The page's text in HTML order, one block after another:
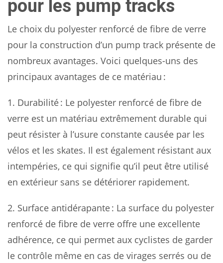
pour les pump tracks
Le choix du polyester renforcé de fibre de verre
pour la construction d’un pump track présente de
nombreux avantages. Voici quelques-uns des
principaux avantages de ce matériau :
1. Durabilité : Le polyester renforcé de fibre de
verre est un matériau extrêmement durable qui
peut résister à l’usure constante causée par les
vélos et les skates. Il est également résistant aux
intempéries, ce qui signifie qu’il peut être utilisé
en extérieur sans se détériorer rapidement.
2. Surface antidérapante : La surface du polyester
renforcé de fibre de verre offre une excellente
adhérence, ce qui permet aux cyclistes de garder
le contrôle même en cas de virages serrés ou de